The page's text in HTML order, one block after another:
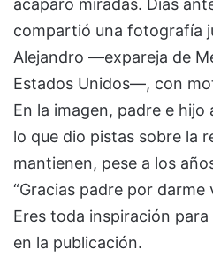
compartió una fotografía
Alejandro —expareja de
Estados Unidos—, con
En la imagen, padre e
lo que dio pistas sobre la
mantienen, pese a los
“Gracias padre por
Eres toda inspiración para
en la publicación.